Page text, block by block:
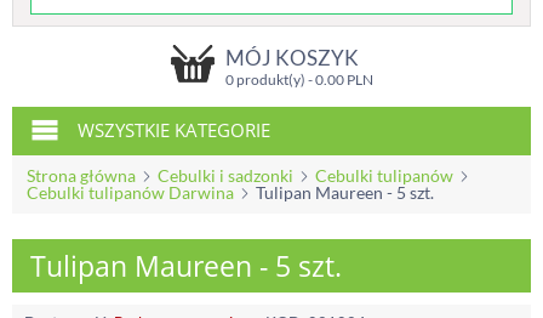
MÓJ KOSZYK
0 produkt(y) -0.00PLN
WSZYSTKIE KATEGORIE
Strona główna Cebulki i sadzonki
Cebulki tulipanów
Cebulki tulipanów Darwina
Tulipan Maureen - 5 szt.
Tulipan Maureen - 5 szt.